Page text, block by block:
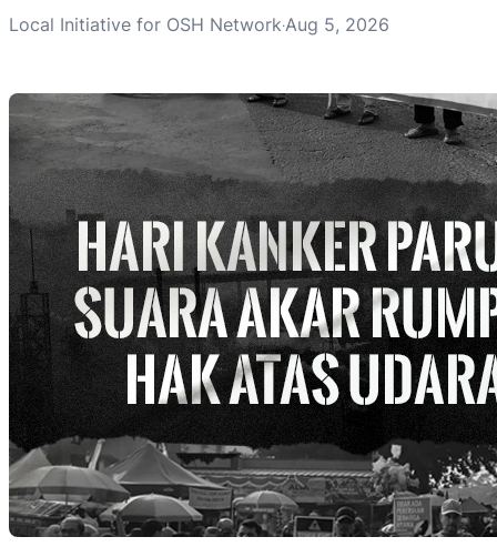
Local Initiative for OSH Network·Aug 5, 2026